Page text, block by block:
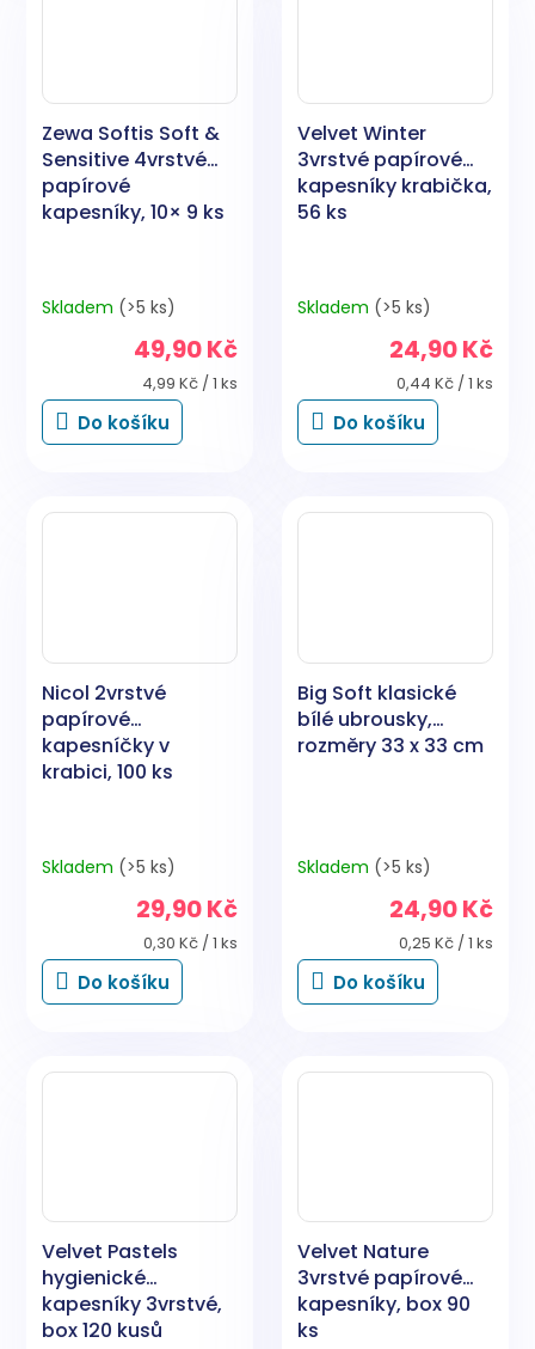
Zewa Softis Soft &
Sensitive 4vrstvé
papírové
kapesníky, 10× 9 ks
Skladem (>5 ks)
49,90 Kč
Měrná
cena:
4,99 Kč / 1 ks
Do košíku
Velvet Winter
3vrstvé papírové
kapesníky krabička,
56 ks
Skladem (>5 ks)
24,90 Kč
Měrná
cena:
0,44 Kč / 1 ks
Do košíku
Nicol 2vrstvé
papírové
kapesníčky v
krabici, 100 ks
Skladem (>5 ks)
29,90 Kč
Měrná
cena:
0,30 Kč / 1 ks
Do košíku
Big Soft klasické
bílé ubrousky,
rozměry 33 x 33 cm
Skladem (>5 ks)
24,90 Kč
Měrná
cena:
0,25 Kč / 1 ks
Do košíku
Velvet Pastels
hygienické
kapesníky 3vrstvé,
box 120 kusů
Velvet Nature
3vrstvé papírové
kapesníky, box 90
ks